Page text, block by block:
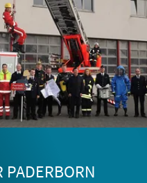
PADERBORN